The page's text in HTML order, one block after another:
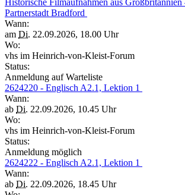
Historische Filmaufnahmen aus
Partnerstadt Bradford
Wann:
am Di. 22.09.2026, 18.00 Uhr
Wo:
vhs im Heinrich-von-Kleist-Forum
Status:
Anmeldung auf Warteliste
2624220 - Englisch A2.1, Lektion 1
Wann:
ab Di. 22.09.2026, 10.45 Uhr
Wo:
vhs im Heinrich-von-Kleist-Forum
Status:
Anmeldung möglich
2624222 - Englisch A2.1, Lektion 1
Wann:
ab Di. 22.09.2026, 18.45 Uhr